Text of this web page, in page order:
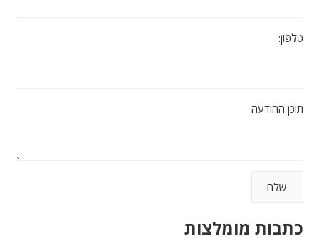
טלפון:
תוכן ההודעה
כתבות מומלצות